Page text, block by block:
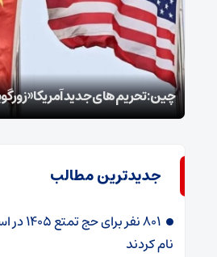
چین: تحریم‌های جدید آمریکا
جدیدترین مطالب
۸۰۱ نفر
نام کردند